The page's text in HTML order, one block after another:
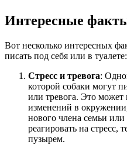
Интересные
Вот несколько интересных
писать под себя или в туалете:
Стресс и тревога:
которой собаки могут
или тревога. Это может
изменений в
нового члена семьи
реагировать на стресс,
пузырем.